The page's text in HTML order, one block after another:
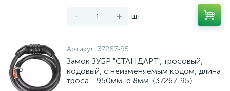
- + шт
Артикул: 37267-95
Замок ЗУБР "СТАНДАРТ", тросовый,
кодовый, с неизменяемым кодом, длина
троса - 950мм, d 8мм. {37267-95}